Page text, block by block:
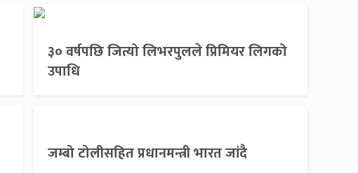
३० वर्षपछि जित्यो लिभरपुलले प्रिमियर लिगको
उपाधि
जम्बो टोलीसहित प्रधानमन्त्री भारत जांदै